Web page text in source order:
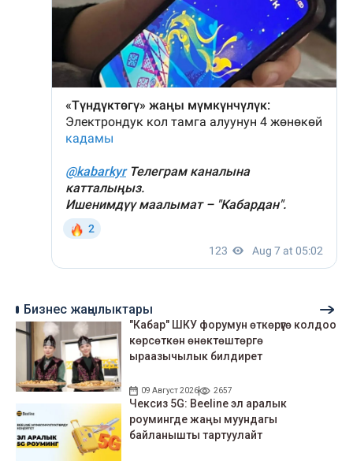
Бизнес жаңылыктары
"Кабар" ШКУ форумун өткөрүүгө колдоо
көрсөткөн өнөктөштөргө
ыраазычылык билдирет
09 Август 2026 2657
Чексиз 5G: Beeline эл аралык
роумингде жаңы муундагы
байланышты тартуулайт